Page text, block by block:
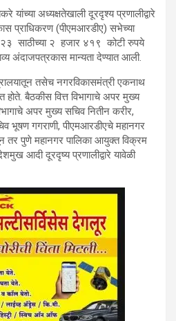
यांच्या अध्यक्षतेखाली दूरदृश्य प्रणालीद्वारे
प्राधिकरण (पीएमआरडीए) सभेच्या
साठीच्या २ हजार ४१९ कोटी रुपये
अंदाजपत्रकास मान्यता देण्यात आली.
तसेच नगरविकासमंत्री एकनाथ
होते. बैठकीस वित्त विभागाचे अपर मुख्य
अपर मुख्य सचिव नितीन करीर,
भूषण गगराणी, पीएमआरडीएचे महानगर
तर पुणे महानगर पालिका आयुक्त विक्रम
आदी दूरदृष्य प्रणालीद्वारे यावेळी